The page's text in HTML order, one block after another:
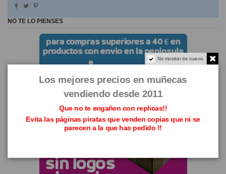
NO TE LO PIENSES
No mostrar de nuevo.
Los mejores precios en muñecas
vendiendo desde 2011
Que no te engañen con replicas!!
Evita las páginas piratas que venden copias que ni se
parecen a la que has pedido !!